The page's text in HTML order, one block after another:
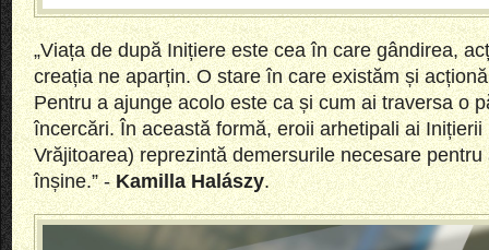
„Viața de după Inițiere este cea în care gândirea,
creația ne aparțin. O stare în care existăm și
Pentru a ajunge acolo este ca și cum ai traversa o
încercări. În această formă, eroii arhetipali ai Inițierii
Vrăjitoarea) reprezintă demersurile necesare
înșine.” -Kamilla Halászy.